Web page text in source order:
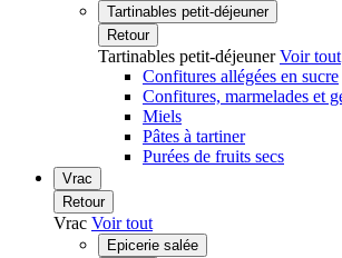
Tartinables petit-déjeuner
Retour
Tartinables petit-déjeunerVoir tout
Confitures allégées en sucre
Confitures, marmelades et
Miels
Pâtes à tartiner
Purées de fruits secs
Vrac
Retour
Vrac Voir tout
Epicerie salée